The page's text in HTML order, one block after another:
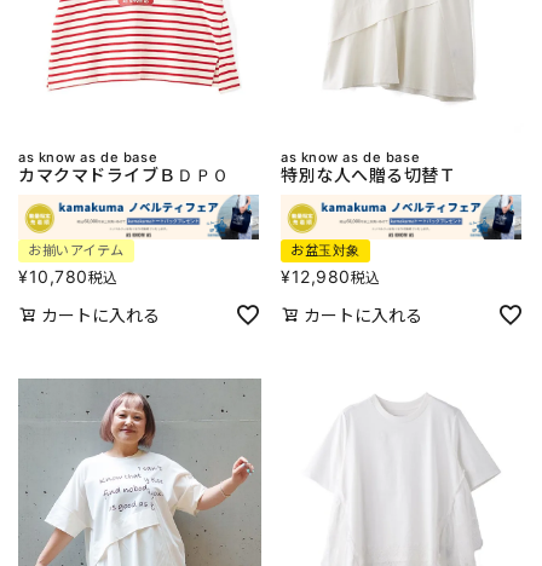
as know as de base
カマクマドライブＢＤＰＯ
お揃いアイテム
¥10,780税込
カートに入れる
as know as de base
特別な人へ贈る切替Ｔ
お盆玉対象
¥12,980税込
カートに入れる